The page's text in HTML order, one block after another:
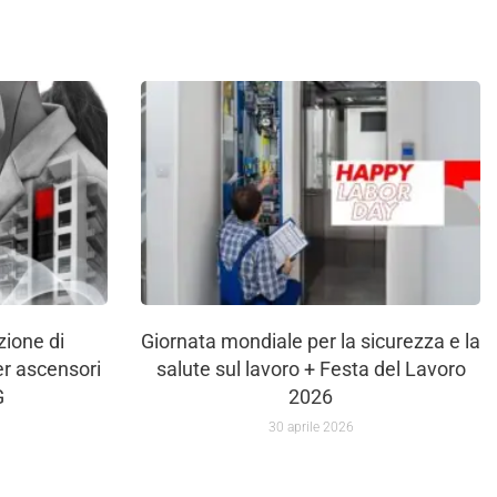
di
ascensori
Giornata mondiale per la sicurezza e la
salute sul lavoro + Festa del Lavoro
2026
30 aprile 2026